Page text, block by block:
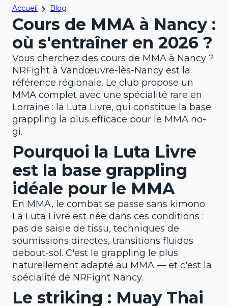
Accueil Blog
Cours de MMA à Nancy :
où s'entraîner en 2026 ?
Vous cherchez des cours de MMA à Nancy ?
NRFight à Vandœuvre-lès-Nancy est la
référence régionale. Le club propose un
MMA complet avec une spécialité rare en
Lorraine : la Luta Livre, qui constitue la base
grappling la plus efficace pour le MMA no-
gi.
Pourquoi la Luta Livre
est la base grappling
idéale pour le MMA
En MMA, le combat se passe sans kimono.
La Luta Livre est née dans ces conditions :
pas de saisie de tissu, techniques de
soumissions directes, transitions fluides
debout-sol. C'est le grappling le plus
naturellement adapté au MMA — et c'est la
spécialité de NRFight Nancy.
Le striking : Muay Thai